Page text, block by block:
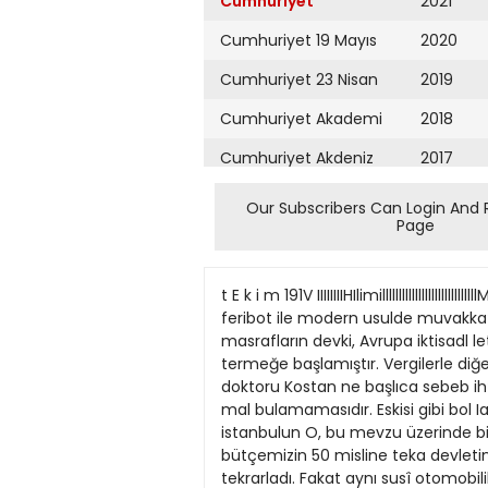
Cumhuriyet 19 Mayıs
Cumhuriyet 23 Nisan
Cumhuriyet Akademi
Cumhuriyet Akdeniz
Cumhuriyet Alışveriş
Cumhuriyet Ankara
Cumhuriyet Büyük
Taaruz
Cumhuriyet
Cumartesi
Cumhuriyet Çevre
2020
2019
2018
2017
2016
2015
2013
2012
2011
2010
2009
Our Subscribers Can Login And
Page
t E k i m 191V IIIIIIIIHIlimilllllllllllllllllllllllllllllMIIIIIIIIIIIHIîl DENİZCİLİK BAHISLERI Feribot işi bir milyon liraya çıkabilir mi? Bir İsveçli iş adatnı, kullanılmış bir feribot ile modern usulde muvakkat iki iskelenin bir milyon liraya mafolacağını iddia ediyor Yazan: Ab.din Dav'er t>"ie« anlaşılıyor lan masrafların devki, Avrupa iktisadl let bütçesinde aynen tabiilikten çıkmış, görülmesi iktiza ehastalık ârazı gösden denkleşmesidir. termeğe başlamıştır. Vergilerle diğer iradlardan toolanan Bahklı Rum Hastanesi Baştabibi Dr. Avnıpanın bu haliMavridis, yanmda diş doktoru Kostan ne başlıca sebeb ihtiyacına yetecek ka buna göre, Amerikadan istenen yardım milletlerin dışmda kalan devlet sarfidar mal bulamamasıdır. Eskisi gibi bol Iarın toplamı 22 milyar dolardır. Yani yatmı indirmek, bugün, her Avrupa Geçenlerde, bir yazımda istanbulun O, bu mevzu üzerinde bir yazı yazmam tin ve Vesail olduğu halde, Vesailin hu istihsal yapamadıkça, dısarıdan da isbu seneki bütçemizin 50 misline teka devletinin baş kaygusu olmak icab eder. feribot meselesine şöyle bir dokunmuş yolundaki ricasını tekrarladı. Fakat aynı susî otomobilile hastaneye giderlerken tediği kadar ithal edemedikçe, Avrupa biil eden bir yekun. 16 memlekete tevzi Bu temin edilirse, her lâhza harekete tum. Bu yazımdan haberdar olan İsviçreli düşüncelerle gene bir şey yazmadım. otomobil Merkezefendi ile Çavuşdere nın bu hali devam edecektir. Dünyada edilecek bu yardım, bir defada değil, müheyya oynak eşya fiatlarını candabir iş adamı bana geldi. Benim denizcilik Bu zat, geçen hafta bir daha geldi. Bu arasında bir hendeğe yuvarlanmıştır. işlerile meşgul olduğumu, La R3ublique' defa elinde br sürü notlar vardı. Yeni Kaza neticesinde Dr. Mavridis ölmüş ve fiatlar kabarma istidadııu gösteriyor. ceste ceste dört senede verilecektir. tnarmdan yakalamak kabil olur. Aynı deki yazılarımı okuyarak öğrendiğtni den izahat vermek istedi. İ^im çok oldu Dr. Kostantin ile Vesail' de muhteîif Son aylarda bu istidad ayrıca şiddet 1948 de 7,5 milyar dolar, sonra sırasile zamanda, millî paranın iç ve dış satın lenmiştir. Marshall'm Avrupa yardımı 6, 4,5 ve 3,5 milyar olarak gittikçe aza alma güclerini, fuzuli ve ekseriya yansöyledikten sonra, feribot meselesi hak ğu için, yerlerinden yaralanmışlardır. hakkmdaki ilk nutkundan sonra göze lacaktır. Kanaat odur ki, Avrupa ancak lış müdahalelere müsaade etmeden, ikkmda benimle uzun uzadıya konuştu. Notlarmız fransızca ise bırakınız, Hâdise tahkikatma Savcı yardımcılatranlı sporcular bngün geliyor